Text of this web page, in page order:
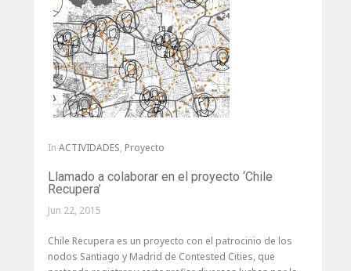
In ACTIVIDADES, Proyecto
Llamado a colaborar en el proyecto ‘Chile
Recupera’
Jun 22, 2015
Chile Recupera es un proyecto con el patrocinio de los
nodos Santiago y Madrid de Contested Cities, que